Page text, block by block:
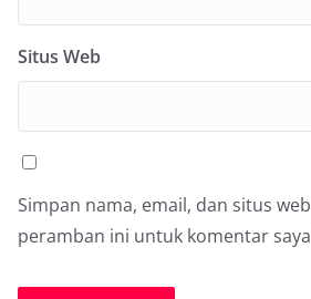
Situs Web
Simpan nama, email, dan situs
peramban ini untuk komentar